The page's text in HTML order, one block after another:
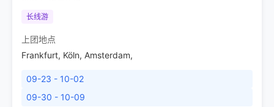
长线游
上团地点
Frankfurt, Köln, Amsterdam,
09-23 - 10-02
09-30 - 10-09